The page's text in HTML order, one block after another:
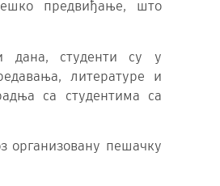
предвиђање, што
дана, студенти су у
литературе и
са студентима са
организовану пешачку